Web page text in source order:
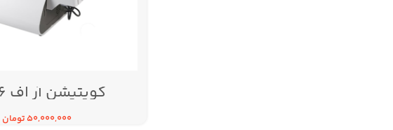
کویتیشن آر اف 6 کاره
50,000,000تومان